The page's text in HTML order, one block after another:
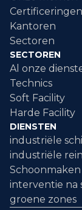
Certificeringen
Kantoren
Sectoren
SECTOREN
Al onze
Technics
Soft Facility
Harde Facility
DIENSTEN
industriële
industriële
interventie na
groene zones